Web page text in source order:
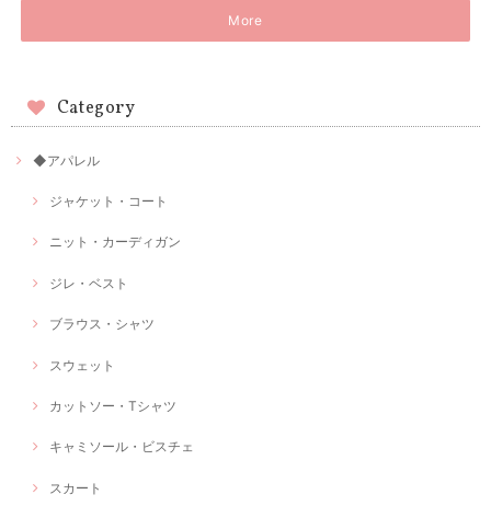
More
Category
◆アパレル
ジャケット・コート
ニット・カーディガン
ジレ・ベスト
ブラウス・シャツ
スウェット
カットソー・Tシャツ
キャミソール・ビスチェ
スカート